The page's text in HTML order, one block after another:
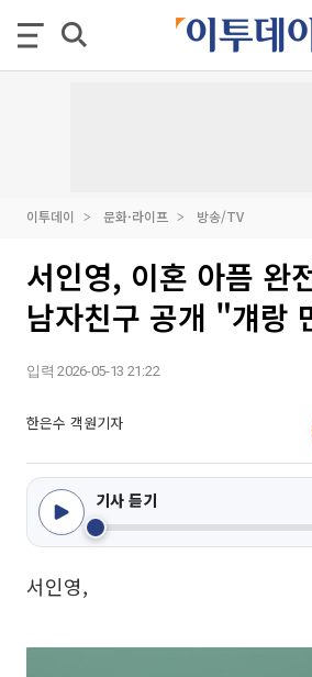
이투데이 문화·라이프 방송/TV
서인영, 이혼 아픔 완
남자친구 공개 "걔랑
입력 2026-05-13 21:22
한은수 객원기자
기사 듣기
서인영,